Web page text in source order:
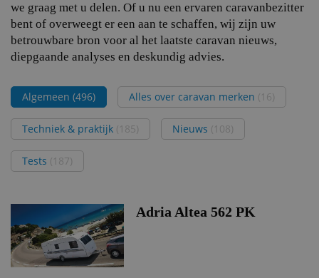
we graag met u delen. Of u nu een ervaren caravanbezitter
bent of overweegt er een aan te schaffen, wij zijn uw
betrouwbare bron voor al het laatste caravan nieuws,
diepgaande analyses en deskundig advies.
Algemeen (496) Alles over caravan merken (16)
Techniek & praktijk (185) Nieuws (108)
Tests (187)
Adria Altea 562 PK